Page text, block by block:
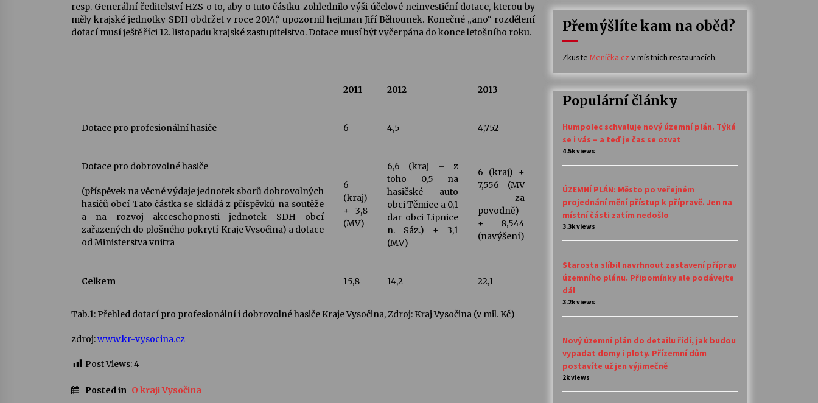
resp. Generální ředitelství HZS o to, aby o tuto částku zohlednilo výši účelové neinvestiční dotace, kterou by
měly krajské jednotky SDH obdržet v roce 2014,“ upozornil hejtman Jiří Běhounek. Konečné „ano“ rozdělení
dotací musí ještě říci 12. listopadu krajské zastupitelstvo. Dotace musí být vyčerpána do konce letošního roku.
2011 2012 2013
Dotace pro profesionální hasiče 6 4,5 4,752
Dotace pro dobrovolné hasiče
(příspěvek na věcné výdaje jednotek sborů dobrovolných
hasičů obcí Tato částka se skládá z příspěvků na soutěže
a na rozvoj akceschopnosti jednotek SDH obcí
zařazených do plošného pokrytí Kraje Vysočina) a dotace
od Ministerstva vnitra
6
(kraj)
+ 3,8
(MV)
6,6 (kraj – z
toho 0,5 na
hasičské auto
obci Těmice a 0,1
dar obci Lipnice
n. Sáz.) + 3,1
(MV)
6 (kraj) +
7,556 (MV
– za
povodně)
+ 8,544
(navýšení)
Celkem 15,8 14,2 22,1
Tab.1: Přehled dotací pro profesionální i dobrovolné hasiče Kraje Vysočina, Zdroj: Kraj Vysočina (v mil. Kč)
zdroj:www.kr-vysocina.cz
Post Views:4
Posted in O kraji Vysočina
Přemýšlíte kam na oběd?
Zkuste Meníčka.cz v místních restauracích.
Populární články
Humpolec schvaluje nový územní plán. Týká
se i vás – a teď je čas se ozvat
4.5k views
ÚZEMNÍ PLÁN: Město po veřejném
projednání mění přístup k přípravě. Jen na
místní části zatím nedošlo
3.3k views
Starosta slíbil navrhnout zastavení příprav
územního plánu. Připomínky ale podávejte
dál
3.2k views
Nový územní plán do detailu řídí, jak budou
vypadat domy i ploty. Přízemní dům
postavíte už jen výjimečně
2k views